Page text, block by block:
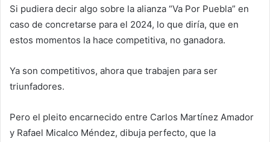
Si pudiera decir algo sobre la alianza “Va Por Puebla” en
caso de concretarse para el 2024, lo que diría, que en
estos momentos la hace competitiva, no ganadora.
Ya son competitivos, ahora que trabajen para ser
triunfadores.
Pero el pleito encarnecido entre Carlos Martínez Amador
y Rafael Micalco Méndez, dibuja perfecto, que la